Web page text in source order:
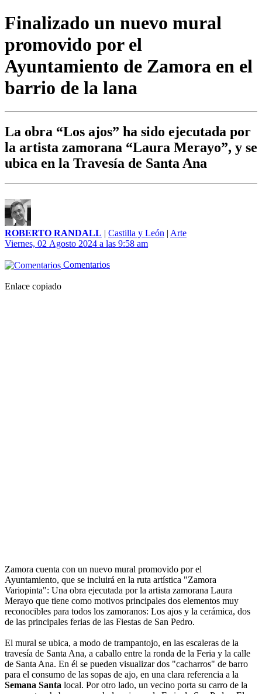
Finalizado un nuevo mural
promovido por el
Ayuntamiento de Zamora en el
barrio de la lana
La obra “Los ajos” ha sido ejecutada por
la artista zamorana “Laura Merayo”, y se
ubica en la Travesía de Santa Ana
ROBERTO RANDALL | Castilla y León | Arte
Viernes, 02 Agosto 2024 a las 9:58 am
Comentarios
Enlace copiado
Zamora cuenta con un nuevo mural promovido por el
Ayuntamiento, que se incluirá en la ruta artística "Zamora
Variopinta": Una obra ejecutada por la artista zamorana Laura
Merayo que tiene como motivos principales dos elementos muy
reconocibles para todos los zamoranos: Los ajos y la cerámica, dos
de las principales ferias de las Fiestas de San Pedro.
El mural se ubica, a modo de trampantojo, en las escaleras de la
travesía de Santa Ana, a caballo entre la ronda de la Feria y la calle
de Santa Ana. En él se pueden visualizar dos "cacharros" de barro
para el consumo de las sopas de ajo, en una clara referencia a la
Semana Santa local. Por otro lado, un vecino porta su carro de la